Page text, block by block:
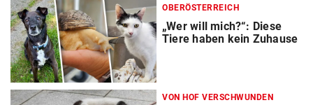
OBERÖSTERREICH
„Wer will mich?“: Diese
Tiere haben kein Zuhause
VON HOF VERSCHWUNDEN